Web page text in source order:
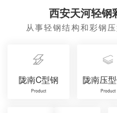
西安天河轻钢
从事轻钢结构和彩钢
陇南C型钢
Product
陇南压
Product